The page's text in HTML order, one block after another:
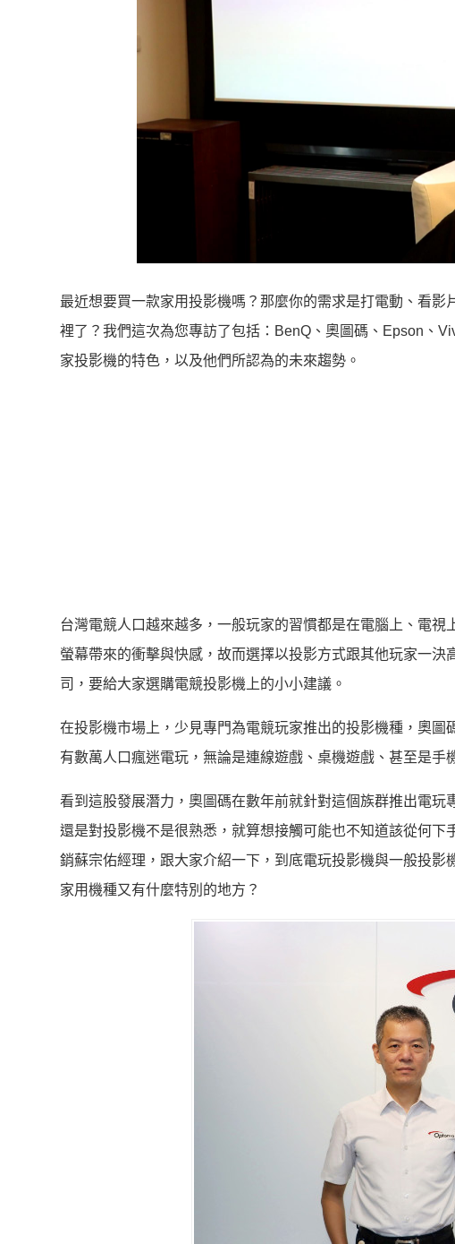
最近想要買一款家用投影機嗎？那麼你的需求是打電動、看
裡了？我們這次為您專訪了包括：BenQ、奧圖碼、Epson、
家投影機的特色，以及他們所認為的未來趨勢。
台灣電競人口越來越多，一般玩家的習慣都是在電腦上、電
螢幕帶來的衝擊與快感，故而選擇以投影方式跟其他玩家一
司，要給大家選購電競投影機上的小小建議。
在投影機市場上，少見專門為電競玩家推出的投影機種，奧
有數萬人口瘋迷電玩，無論是連線遊戲、桌機遊戲、甚至是手
看到這股發展潛力，奧圖碼在數年前就針對這個族群推出電
還是對投影機不是很熟悉，就算想接觸可能也不知道該從何下
銷蘇宗佑經理，跟大家介紹一下，到底電玩投影機與一般投
家用機種又有什麼特別的地方？